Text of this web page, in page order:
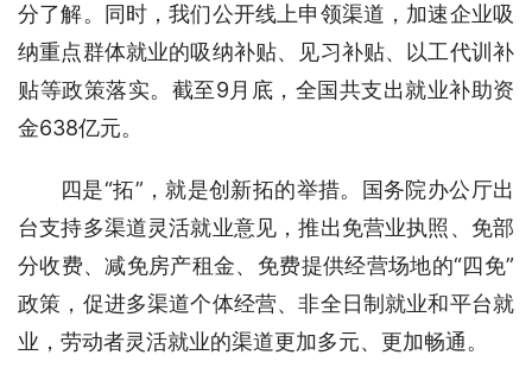
分了解。同时，我们公开线上申领渠道，加速企业吸
纳重点群体就业的吸纳补贴、见习补贴、以工代训补
贴等政策落实。截至9月底，全国共支出就业补助资
金638亿元。
四是“拓”，就是创新拓的举措。国务院办公厅出
台支持多渠道灵活就业意见，推出免营业执照、免部
分收费、减免房产租金、免费提供经营场地的“四免”
政策，促进多渠道个体经营、非全日制就业和平台就
业，劳动者灵活就业的渠道更加多元、更加畅通。